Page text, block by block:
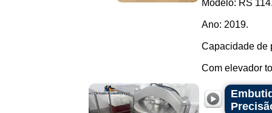
Modelo: RS
Ano: 2019.
Capacidade de
Com elevador